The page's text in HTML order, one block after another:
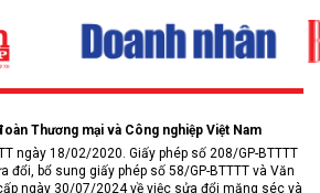
Thương mại và Công nghiệp Việt Nam
ngày 18/02/2020. Giấy phép số 208/GP-BTTTT
đổi, bổ sung giấy phép số 58/GP-BTTTT và Văn
ngày 30/07/2024 về việc sửa đổi măng séc và